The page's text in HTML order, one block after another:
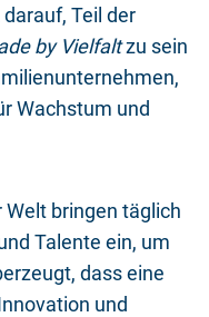
Teil der
by Vielfaltzu sein
Wachstum und
bringen täglich
Talente ein, um
dass eine
und